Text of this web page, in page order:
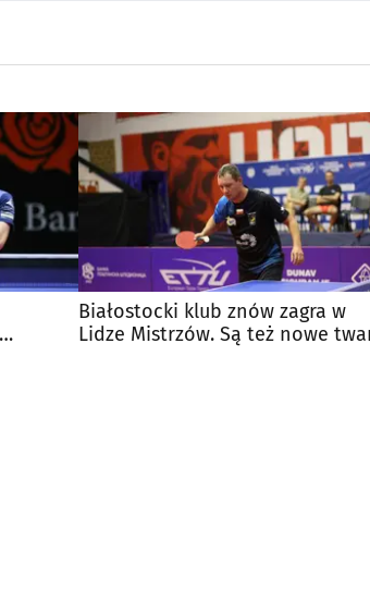
Białostocki klub znów zagra w
Lidze Mistrzów. Są też nowe